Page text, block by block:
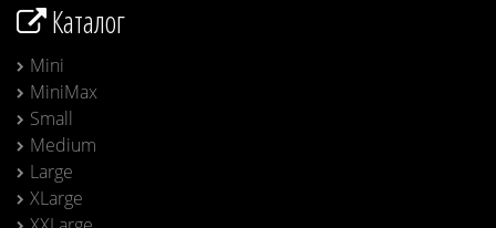
Каталог
Mini
MiniMax
Small
Medium
Large
XLarge